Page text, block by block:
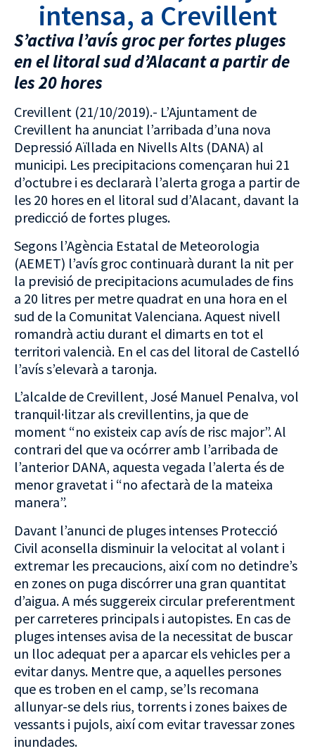
intensa, a Crevillent
S’activa l’avís groc per fortes pluges
en el litoral sud d’Alacant a partir de
les 20 hores
Crevillent (21/10/2019).- L’Ajuntament de
Crevillent ha anunciat l’arribada d’una nova
Depressió Aïllada en Nivells Alts (DANA) al
municipi. Les precipitacions començaran hui 21
d’octubre i es declararà l’alerta groga a partir de
les 20 hores en el litoral sud d’Alacant, davant la
predicció de fortes pluges.
Segons l’Agència Estatal de Meteorologia
(AEMET) l’avís groc continuarà durant la nit per
la previsió de precipitacions acumulades de fins
a 20 litres per metre quadrat en una hora en el
sud de la Comunitat Valenciana. Aquest nivell
romandrà actiu durant el dimarts en tot el
territori valencià. En el cas del litoral de Castelló
l’avís s’elevarà a taronja.
L’alcalde de Crevillent, José Manuel Penalva, vol
tranquil·litzar als crevillentins, ja que de
moment “no existeix cap avís de risc major”. Al
contrari del que va ocórrer amb l’arribada de
l’anterior DANA, aquesta vegada l’alerta és de
menor gravetat i “no afectarà de la mateixa
manera”.
Davant l’anunci de pluges intenses Protecció
Civil aconsella disminuir la velocitat al volant i
extremar les precaucions, així com no detindre’s
en zones on puga discórrer una gran quantitat
d’aigua. A més suggereix circular preferentment
per carreteres principals i autopistes. En cas de
pluges intenses avisa de la necessitat de buscar
un lloc adequat per a aparcar els vehicles per a
evitar danys. Mentre que, a aquelles persones
que es troben en el camp, se’ls recomana
allunyar-se dels rius, torrents i zones baixes de
vessants i pujols, així com evitar travessar zones
inundades.